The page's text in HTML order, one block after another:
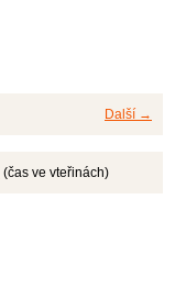
Další →
(čas ve vteřinách)